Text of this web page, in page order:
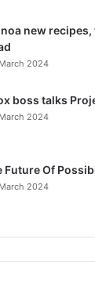
new recipes,
2024
boss talks
2024
Future Of
2024